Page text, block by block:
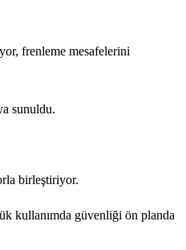
frenleme mesafelerini
sunuldu.
birleştiriyor.
kullanımda güvenliği ön planda